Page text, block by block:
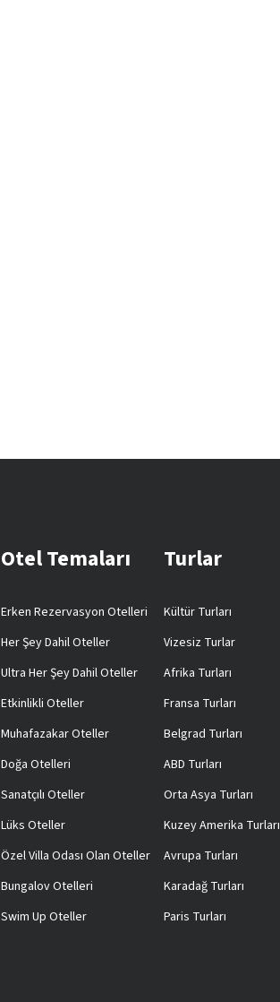
Otel Temaları
Erken Rezervasyon Otelleri
Her Şey Dahil Oteller
Ultra Her Şey Dahil Oteller
Etkinlikli Oteller
Muhafazakar Oteller
Doğa Otelleri
Sanatçılı Oteller
Lüks Oteller
Özel Villa Odası Olan Oteller
Bungalov Otelleri
Swim Up Oteller
Turlar
Kültür Turları
Vizesiz Turlar
Afrika Turları
Fransa Turları
Belgrad Turları
ABD Turları
Orta Asya Turları
Kuzey Amerika Turları
Avrupa Turları
Karadağ Turları
Paris Turları